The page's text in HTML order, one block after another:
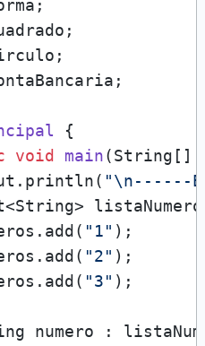
{
void main(String[]
"\n------
"1" );
"2" );
"3" );
numero :